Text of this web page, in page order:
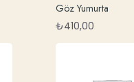
Göz Yumurta
₺410,00